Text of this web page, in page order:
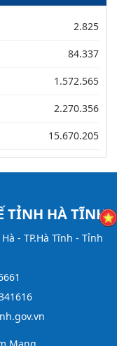
2.825
84.337
1.572.565
2.270.356
15.670.205
TỈNH HÀ TĨNH
- TP.Hà Tĩnh - Tỉnh